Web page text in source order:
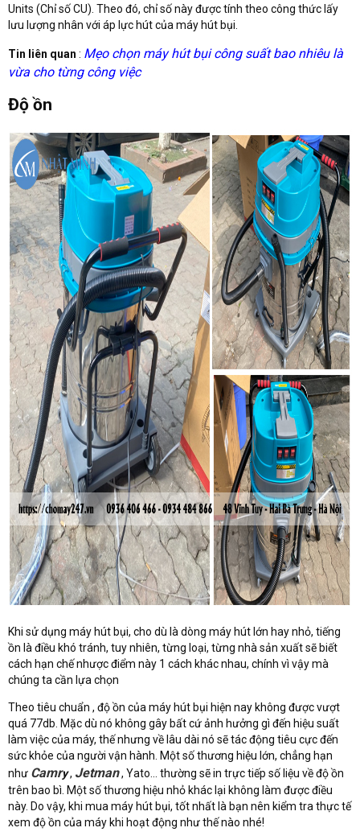
Units (Chỉ số CU). Theo đó, chỉ số này được tính theo công thức lấy
lưu lượng nhân với áp lực hút của máy hút bụi.
Tin liên quan : Mẹo chọn máy hút bụi công suất bao nhiêu là
vừa cho từng công việc
Độ ồn
Khi sử dụng máy hút bụi, cho dù là dòng máy hút lớn hay nhỏ, tiếng
ồn là điều khó tránh, tuy nhiên, từng loại, từng nhà sản xuất sẽ biết
cách hạn chế nhược điểm này 1 cách khác nhau, chính vì vậy mà
chúng ta cần lựa chọn
Theo tiêu chuẩn , độ ồn của máy hút bụi hiện nay không được vượt
quá 77db. Mặc dù nó không gây bất cứ ảnh hưởng gì đến hiệu suất
làm việc của máy, thế nhưng về lâu dài nó sẽ tác động tiêu cực đến
sức khỏe của người vận hành. Một số thương hiệu lớn, chẳng hạn
như Camry, Jetman, Yato... thường sẽ in trực tiếp số liệu về độ ồn
trên bao bì. Một số thương hiệu nhỏ khác lại không làm được điều
này. Do vậy, khi mua máy hút bụi, tốt nhất là bạn nên kiểm tra thực tế
xem độ ồn của máy khi hoạt động như thế nào nhé!